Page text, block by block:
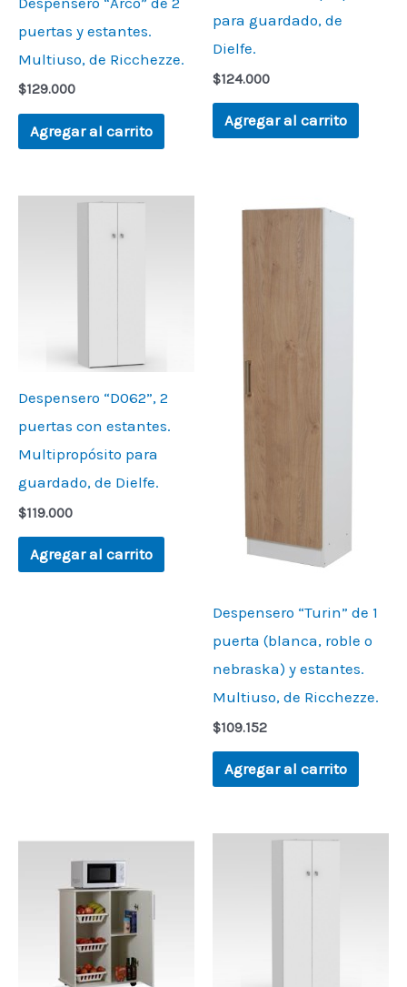
puertas y estantes.
Multiuso, de Ricchezze.
$129.000
Agregar al carrito
para guardado, de
Dielfe.
$124.000
Agregar al carrito
Despensero “D062”, 2
puertas con estantes.
Multipropósito para
guardado, de Dielfe.
$119.000
Agregar al carrito
Despensero “Turin” de 1
puerta (blanca, roble o
nebraska) y estantes.
Multiuso, de Ricchezze.
$109.152
Agregar al carrito